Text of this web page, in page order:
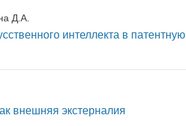
Д.А.
интеллекта в патентную
внешняя экстерналия